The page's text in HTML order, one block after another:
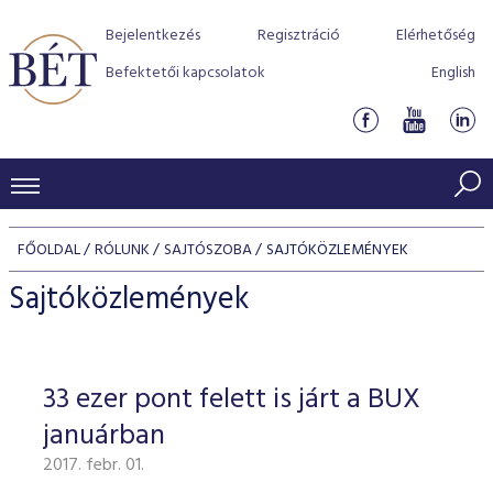
Bejelentkezés Regisztráció
Elérhetőség
Befektetői kapcsolatok
English
KERESKEDÉSI ADATOK
INDEXEK
Jelzáloglevél indexek
Vállalati kötvény indexek
Azonnali Piac
Részvények
Származékos piac
BEFEKTETŐK
Részvény szekció
Hitelpapír szekció
BÉT szabályzatok
Befektetővédelem
Alkalmazott díjstruktúra
Elszámolás
Részvény és vállalati kötvény tőzsdei bevezetését
program
BÉT Xtend - Részvénypiac egyszerűen
TŐZSDETAGOK
Tőzsdetagok, üzletkötők
VENDOROK
FŐOLDAL RÓLUNK SAJTÓSZOBA SAJTÓKÖZLEMÉNYEK
Sajtóközlemények
33 ezer pont felett is járt a BUX
januárban
2017. febr. 01.